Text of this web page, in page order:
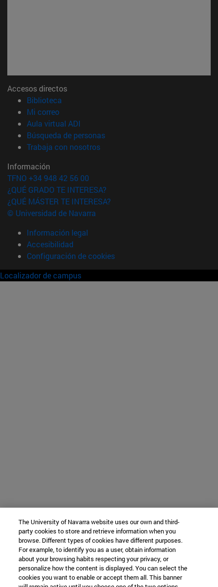
Accesos directos
Biblioteca
Mi correo(abre en nueva ventana)
Aula virtual ADI
Búsqueda de personas(abre en nueva ventana)
Trabaja con nosotros(abre en nueva ventana)
Información
TFNO +34 948 42 56 00
¿QUÉ GRADO TE INTERESA?
¿QUÉ MÁSTER TE INTERESA?
© Universidad de Navarra
Información legal
Accesibilidad
Configuración de cookies
Localizador de campus
The University of Navarra website uses our own and third-
party cookies to store and retrieve information when you
browse. Different types of cookies have different purposes.
For example, to identify you as a user, obtain information
about your browsing habits respecting your privacy, or
personalize how the content is displayed. You can select the
cookies you want to enable or accept them all. This banner